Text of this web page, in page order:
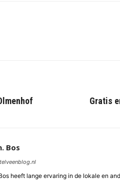
Gratis
Bos
heeft lange ervaring in de lokale en